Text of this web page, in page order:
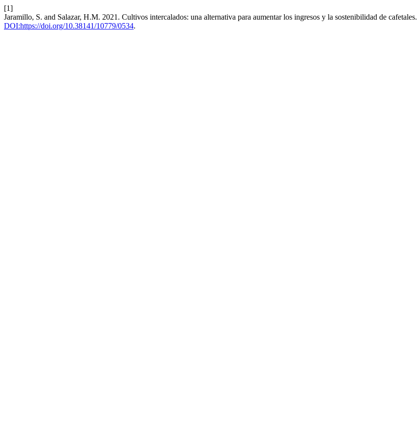
[1]
Jaramillo, S. and Salazar, H.M. 2021. Cultivos intercalados: una alternativa para aumentar los ingresos y la sostenibilidad de cafetales.
DOI:https://doi.org/10.38141/10779/0534.